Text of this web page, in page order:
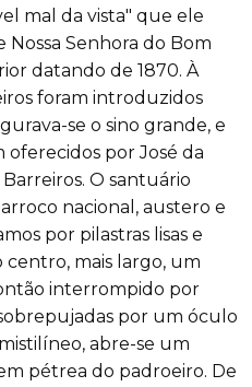
mal da vista" que ele
Senhora do Bom
datando de 1870. À
foram introduzidos
se o sino grande, e
oferecidos por José da
O santuário
nacional, austero e
por pilastras lisas e
centro, mais largo, um
interrompido por
por um óculo
abre-se um
pétrea do padroeiro. De